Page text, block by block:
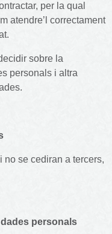
per la qual
atendre’l correctament
sobre la
personals i altra
no se cediran a tercers,
personals